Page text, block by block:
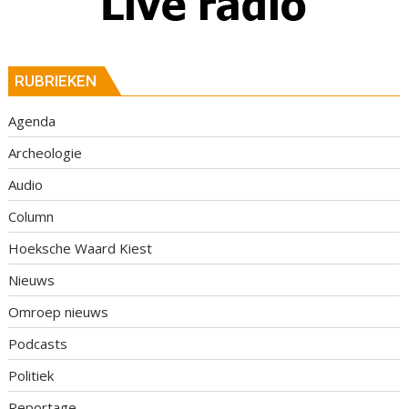
RUBRIEKEN
Agenda
Archeologie
Audio
Column
Hoeksche Waard Kiest
Nieuws
Omroep nieuws
Podcasts
Politiek